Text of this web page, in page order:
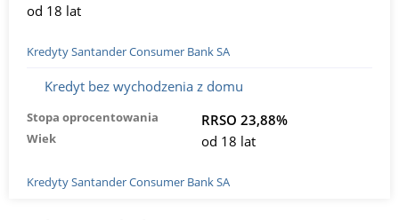
od 18 lat
Kredyty Santander Consumer Bank SA
Kredyt bez wychodzenia z domu
Stopa oprocentowania RRSO 23,88%
Wiek od 18 lat
Kredyty Santander Consumer Bank SA